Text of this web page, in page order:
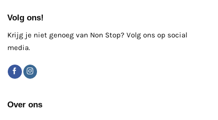
Volg ons!
Krijg je niet genoeg van Non Stop? Volg ons op social
media.
Over ons